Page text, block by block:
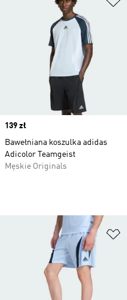
Price
139 zł
Bawełniana koszulka adidas
Adicolor Teamgeist
Męskie Originals